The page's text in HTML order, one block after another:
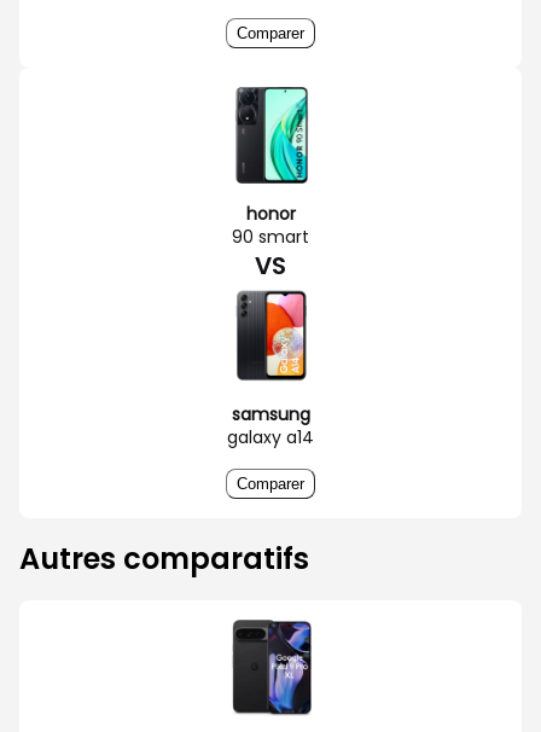
Comparer
honor
90 smart
VS
samsung
galaxy a14
Comparer
Autres comparatifs